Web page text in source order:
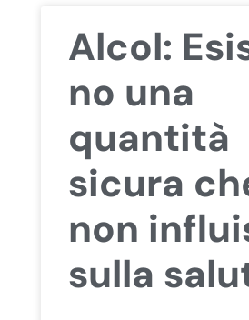
Alcol:
no una
quantità
sicura
non
sulla